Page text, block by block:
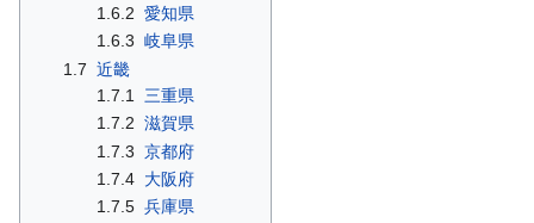
1.6.2 愛知県
1.6.3 岐阜県
1.7 近畿
1.7.1
三重県
1.7.2 滋賀県
1.7.3 京都府
1.7.4 大阪府
1.7.5 兵庫県